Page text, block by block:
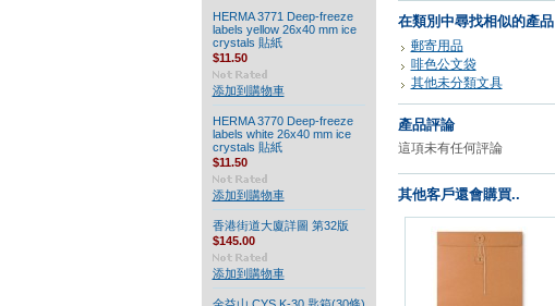
HERMA 3771 Deep-freeze
labels yellow 26x40 mm ice
crystals 貼紙
$11.50
添加到購物車
HERMA 3770 Deep-freeze
labels white 26x40 mm ice
crystals 貼紙
$11.50
添加到購物車
香港街道大廈詳圖 第32版
$145.00
添加到購物車
在類別中尋找相似的產品
郵寄用品
啡色公文袋
其他未分類文具
產品評論
這項未有任何評論
其他客戶還會購買..